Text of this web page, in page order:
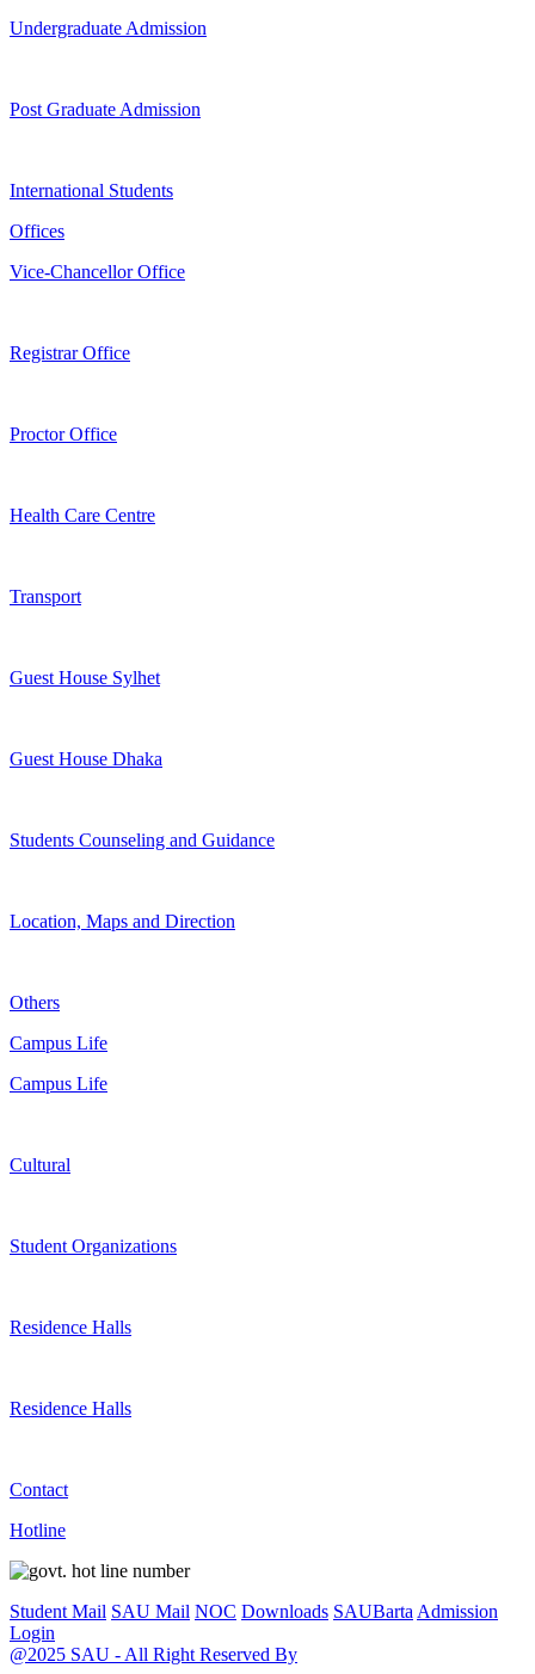
Undergraduate Admission
Post Graduate Admission
International Students
Offices
Vice-Chancellor Office
Registrar Office
Proctor Office
Health Care Centre
Transport
Guest House Sylhet
Guest House Dhaka
Students Counseling and Guidance
Location, Maps and Direction
Others
Campus Life
Campus Life
Cultural
Student Organizations
Residence Halls
Residence Halls
Contact
Hotline
Student Mail SAU Mail NOC Downloads SAUBarta Admission
Login
@2025 SAU - All Right Reserved By